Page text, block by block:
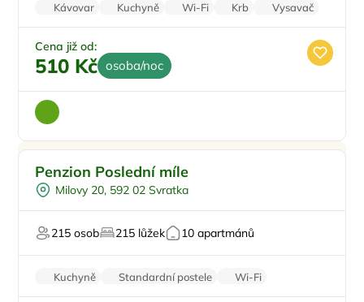
Kávovar Kuchyně Wi-Fi Krb Vysavač
Cena již od:
510 Kč osoba/noc
Pro skupiny
U vody
Pro svatby a oslavy
Penzion Poslední míle
Milovy 20, 592 02 Svratka
215 osob 215 lůžek 10 apartmánů
Kuchyně Standardní postele
Wi-Fi
Koupelna
Parkování zdarma